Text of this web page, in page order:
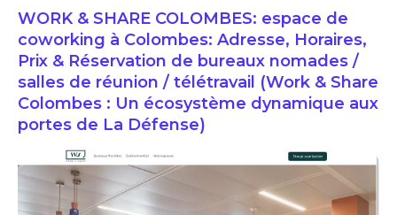
WORK & SHARE COLOMBES: espace de
coworking à Colombes: Adresse, Horaires,
Prix & Réservation de bureaux nomades /
salles de réunion / télétravail (Work & Share
Colombes : Un écosystème dynamique aux
portes de La Défense)